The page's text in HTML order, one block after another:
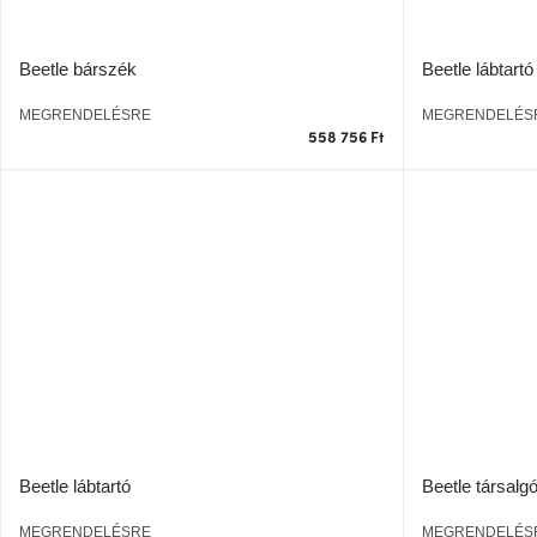
Beetle bárszék
MEGRENDELÉSRE
558 756 Ft
Beetle lábtartó
Beetle lábtartó
MEGRENDELÉSRE
Beetle